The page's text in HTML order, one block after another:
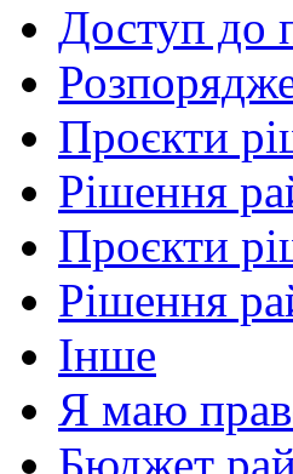
Доступ до
Проєкти
Рішення
Проєкти
Рішення
Інше
Я маю